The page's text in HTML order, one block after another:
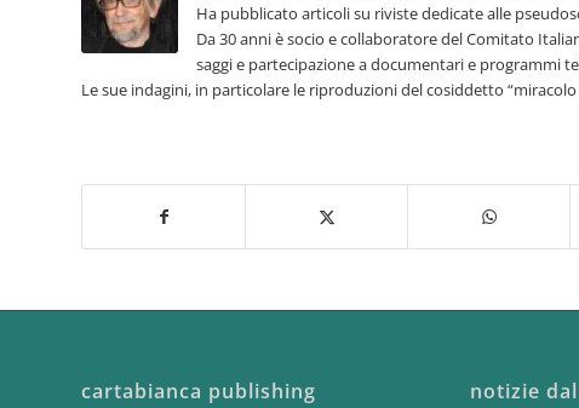
Ha pubblicato articoli su riviste dedicate alle
Da 30 anni è socio e collaboratore del Comitato
saggi e partecipazione a documentari e programmi
Le sue indagini, in particolare le riproduzioni del cosiddetto
cartabianca publishing notizie